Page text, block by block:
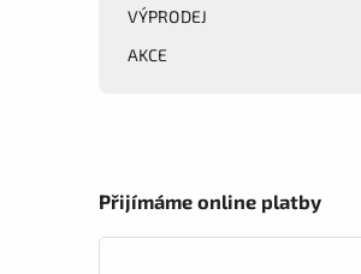
VÝPRODEJ
AKCE
Přijímáme online platby